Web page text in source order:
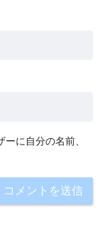
に自分の名前、